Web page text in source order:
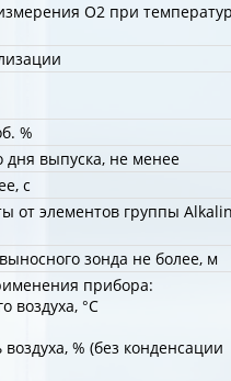
О2 при
%
дня выпуска, не менее
с
от элементов группы
зонда не более, м
прибора:
воздуха, °С
% (без конденсации